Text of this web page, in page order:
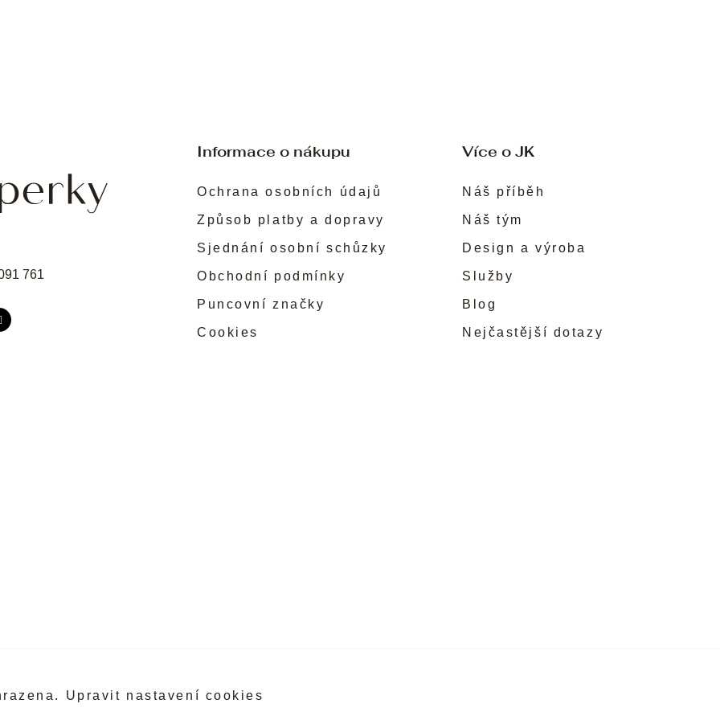
Informace o nákupu
Ochrana osobních údajů
Způsob platby a dopravy
Sjednání osobní schůzky
Obchodní podmínky
Puncovní značky
Cookies
Více o JK
Náš příběh
Náš tým
Design a výroba
Služby
Blog
Nejčastější dotazy
761
Upravit nastavení cookies